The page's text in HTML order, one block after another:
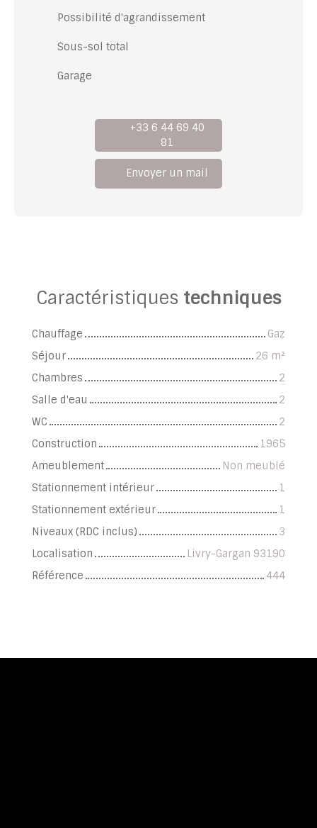
Possibilité d'agrandissement
Sous-sol total
Garage
+33 6 44 69 40
81
Envoyer un mail
Caractéristiques techniques
Chauffage
Gaz
Séjour
26 m²
Chambres
2
Salle d'eau
2
WC
2
Construction
1965
Ameublement
Non meublé
Stationnement intérieur
1
Stationnement extérieur
1
Niveaux (RDC inclus)
3
Localisation
Livry-Gargan 93190
Référence
444